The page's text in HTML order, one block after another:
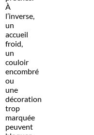
À
l’inverse,
un
accueil
froid,
un
couloir
encombré
ou
une
décoration
trop
marquée
peuvent